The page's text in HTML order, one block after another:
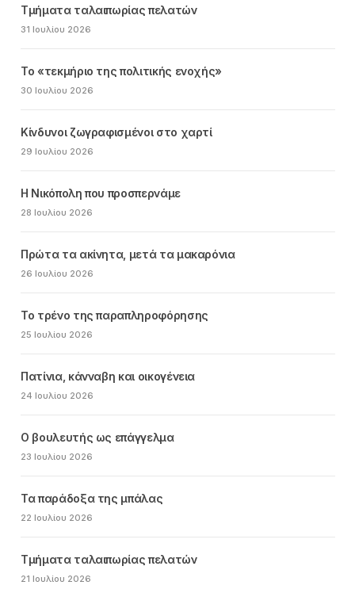
Τμήματα ταλαιπωρίας πελατών
31 Ιουλίου 2026
Το «τεκμήριο της πολιτικής ενοχής»
30 Ιουλίου 2026
Κίνδυνοι ζωγραφισμένοι στο χαρτί
29 Ιουλίου 2026
Η Νικόπολη που προσπερνάμε
28 Ιουλίου 2026
Πρώτα τα ακίνητα, μετά τα μακαρόνια
26 Ιουλίου 2026
Το τρένο της παραπληροφόρησης
25 Ιουλίου 2026
Πατίνια, κάνναβη και οικογένεια
24 Ιουλίου 2026
Ο βουλευτής ως επάγγελμα
23 Ιουλίου 2026
Τα παράδοξα της μπάλας
22 Ιουλίου 2026
Τμήματα ταλαιπωρίας πελατών
21 Ιουλίου 2026